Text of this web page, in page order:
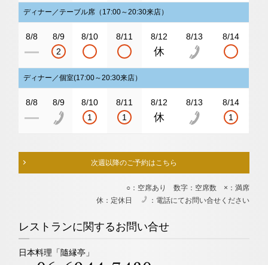
ディナー／テーブル席（17:00～20:30来店）
8/8
2
8/9 8/10 8/11 8/12 8/13 8/14
ディナー／個室(17:00～20:30来店）
8/8
8/9
1
8/10
1
8/11 8/12
8/13
1
8/14
次週以降のご予約はこちら
○：空席あり 数字：空席数 ×：満席
休：定休日
：電話にてお問い合せください
レストランに関するお問い合せ
日本料理「隨縁亭」